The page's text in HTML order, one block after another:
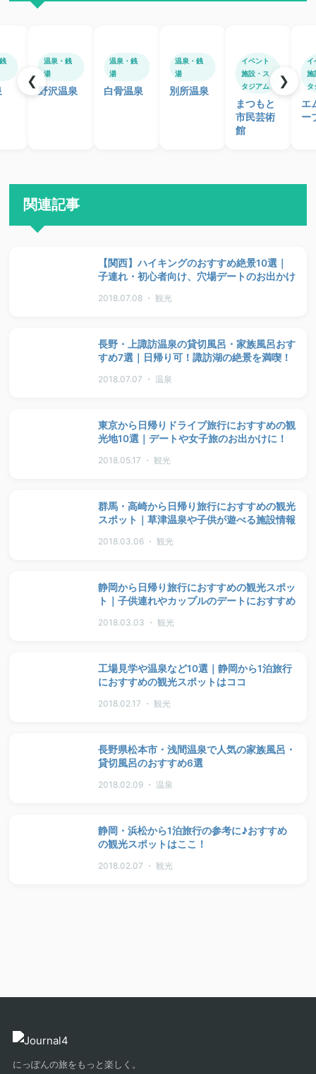
温泉・銭
湯
野沢温泉
温泉・銭
湯
白骨温泉
温泉・銭
湯
別所温泉
イベント
施設・ス
タジアム
まつもと
市民芸術
館
イ
施
タ
エ
ー
❮ ❯
関連記事
【関西】ハイキングのおすすめ絶景10選｜
子連れ・初心者向け、穴場デートのお出かけ
2018.07.08 ・ 観光
長野・上諏訪温泉の貸切風呂・家族風呂おす
すめ7選｜日帰り可！諏訪湖の絶景を満喫！
2018.07.07 ・ 温泉
東京から日帰りドライブ旅行におすすめの観
光地10選｜デートや女子旅のお出かけに！
2018.05.17 ・ 観光
群馬・高崎から日帰り旅行におすすめの観光
スポット｜草津温泉や子供が遊べる施設情報
2018.03.06 ・ 観光
静岡から日帰り旅行におすすめの観光スポッ
ト｜子供連れやカップルのデートにおすすめ
2018.03.03 ・ 観光
工場見学や温泉など10選｜静岡から1泊旅行
におすすめの観光スポットはココ
2018.02.17 ・ 観光
長野県松本市・浅間温泉で人気の家族風呂・
貸切風呂のおすすめ6選
2018.02.09 ・ 温泉
静岡・浜松から1泊旅行の参考に♪おすすめ
の観光スポットはここ！
2018.02.07 ・ 観光
にっぽんの旅をもっと楽しく。